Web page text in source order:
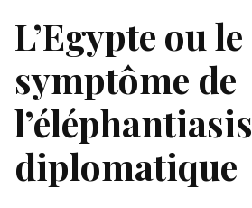
L’Egypte ou le
symptôme de
l’éléphantiasis
diplomatique